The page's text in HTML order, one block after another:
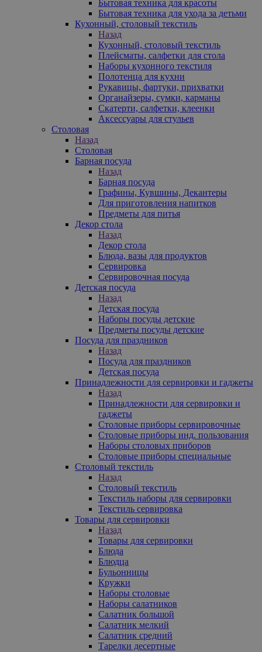
Бытовая техника для красоты
Бытовая техника для ухода за детьми
Кухонный, столовый текстиль
Назад
Кухонный, столовый текстиль
Плейсматы, салфетки для стола
Наборы кухонного текстиля
Полотенца для кухни
Рукавицы, фартуки, прихватки
Органайзеры, сумки, карманы
Скатерти, салфетки, клеенки
Аксессуары для стульев
Столовая
Назад
Столовая
Барная посуда
Назад
Барная посуда
Графины, Кувшины, Декантеры
Для приготовления напитков
Предметы для питья
Декор стола
Назад
Декор стола
Блюда, вазы для продуктов
Сервировка
Сервировочная посуда
Детская посуда
Назад
Детская посуда
Наборы посуды детские
Предметы посуды детские
Посуда для праздников
Назад
Посуда для праздников
Детская посуда
Принадлежности для сервировки и гаджеты
Назад
Принадлежности для сервировки и
гаджеты
Столовые приборы сервировочные
Столовые приборы инд. пользования
Наборы столовых приборов
Столовые приборы специальные
Столовый текстиль
Назад
Столовый текстиль
Текстиль наборы для сервировки
Текстиль сервировка
Товары для сервировки
Назад
Товары для сервировки
Блюда
Блюдца
Бульонницы
Кружки
Наборы столовые
Наборы салатников
Салатник большой
Салатник мелкий
Салатник средний
Тарелки десертные